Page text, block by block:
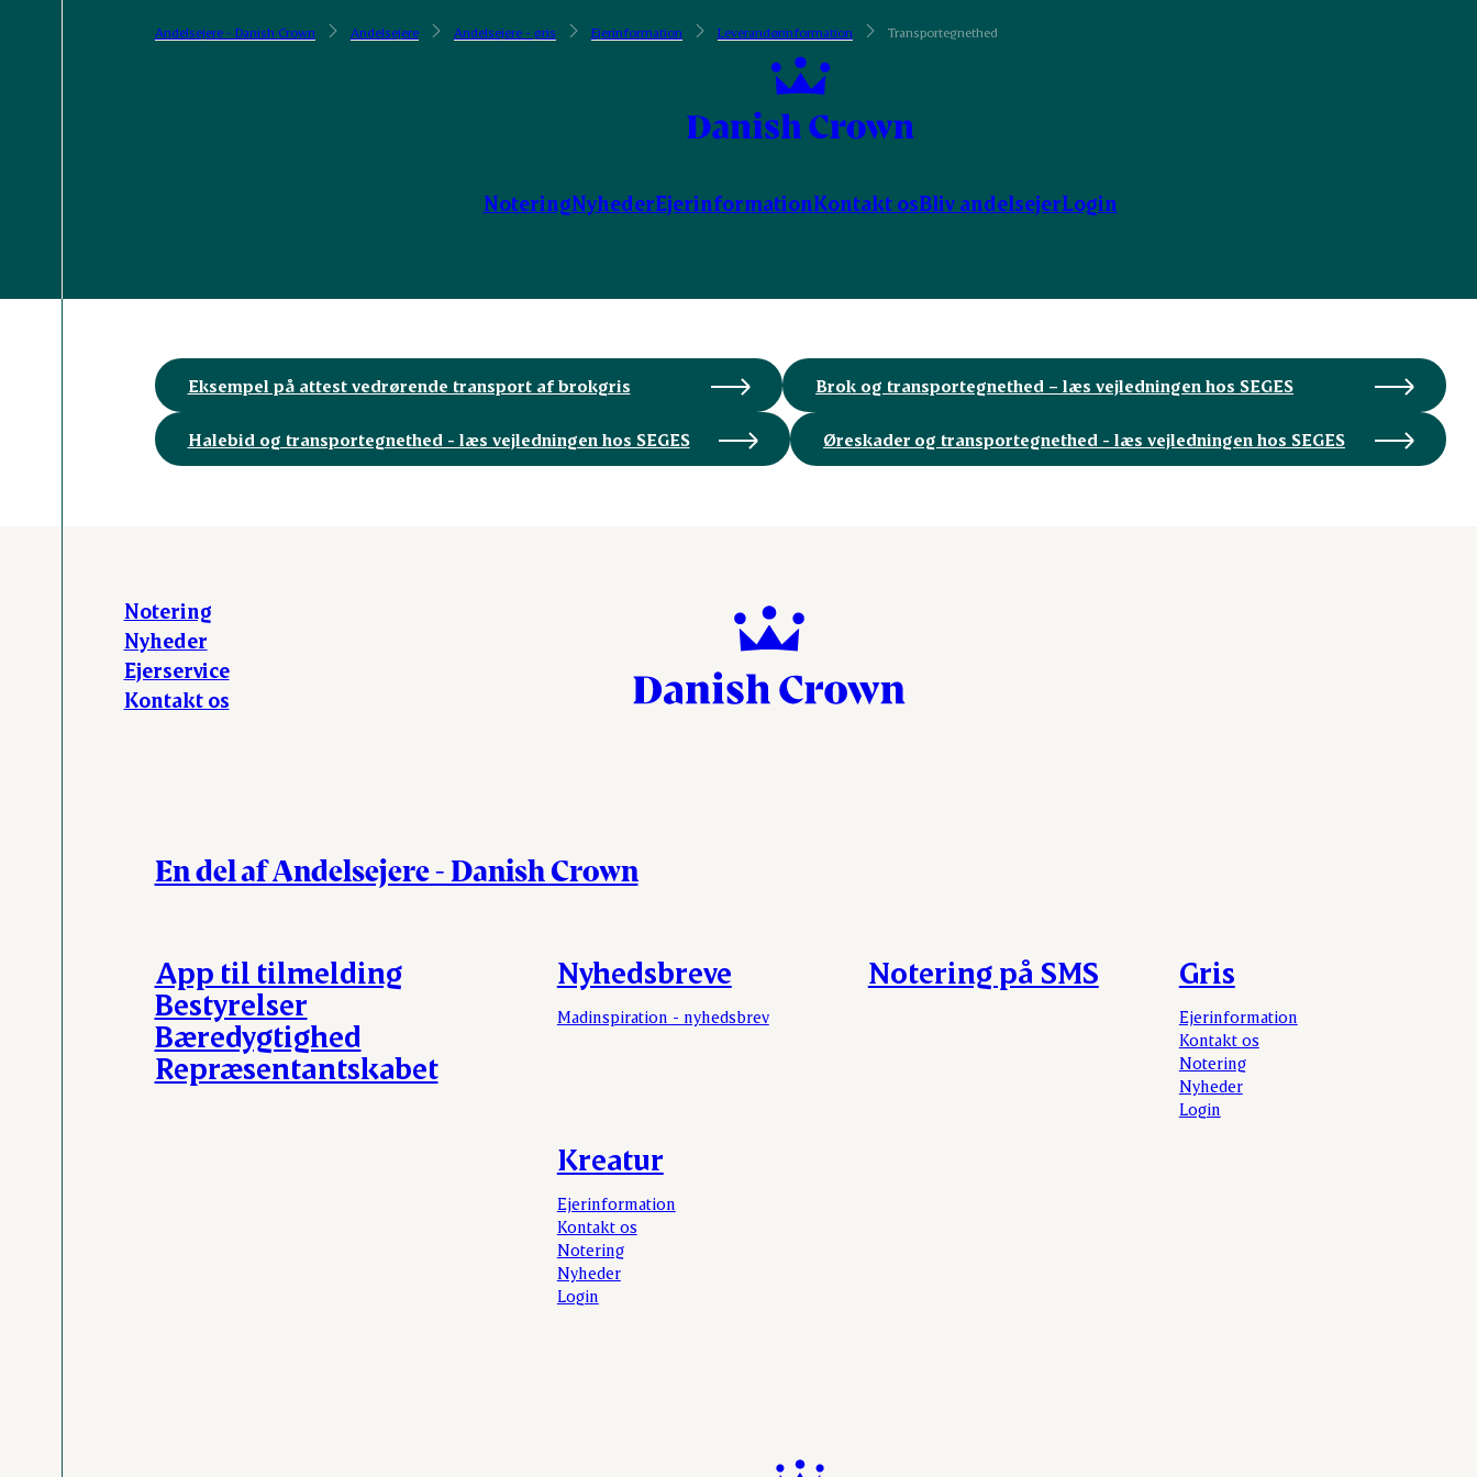
Andelsejere - Danish Crown Andelsejere Andelsejere - gris Ejerinformation Leverandørinformation Transportegnethed
NoteringNyhederEjerinformationKontakt osBliv andelsejerLogin
Eksempel på attest vedrørende transport af brokgris Brok og transportegnethed – læs vejledningen hos SEGES
Halebid og transportegnethed - læs vejledningen hos SEGES Øreskader og transportegnethed - læs vejledningen hos SEGES
Notering
Nyheder
Ejerservice
Kontakt os
En del af Andelsejere - Danish Crown
Nyhedsbreve
Madinspiration - nyhedsbrev
Notering på SMS Gris
Ejerinformation
Kontakt os
Notering
Nyheder
Login
Kreatur
Ejerinformation
Kontakt os
Notering
Nyheder
Login
App til tilmelding
Bestyrelser
Bæredygtighed
Repræsentantskabet